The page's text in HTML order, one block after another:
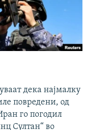
дека најмалку
повредени, од
го погодил
Султан“ во